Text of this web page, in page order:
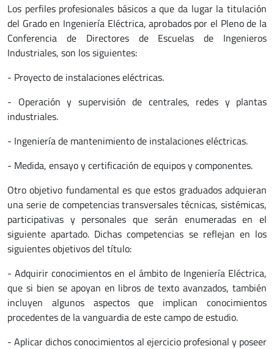
Los perfiles profesionales básicos a que da lugar la titulación
del Grado en Ingeniería Eléctrica, aprobados por el Pleno de la
Conferencia de Directores de Escuelas de Ingenieros
Industriales, son los siguientes:
- Proyecto de instalaciones eléctricas.
- Operación y supervisión de centrales, redes y plantas
industriales.
- Ingeniería de mantenimiento de instalaciones eléctricas.
- Medida, ensayo y certificación de equipos y componentes.
Otro objetivo fundamental es que estos graduados adquieran
una serie de competencias transversales técnicas, sistémicas,
participativas y personales que serán enumeradas en el
siguiente apartado. Dichas competencias se reflejan en los
siguientes objetivos del título:
- Adquirir conocimientos en el ámbito de Ingeniería Eléctrica,
que si bien se apoyan en libros de texto avanzados, también
incluyen algunos aspectos que implican conocimientos
procedentes de la vanguardia de este campo de estudio.
- Aplicar dichos conocimientos al ejercicio profesional y poseer